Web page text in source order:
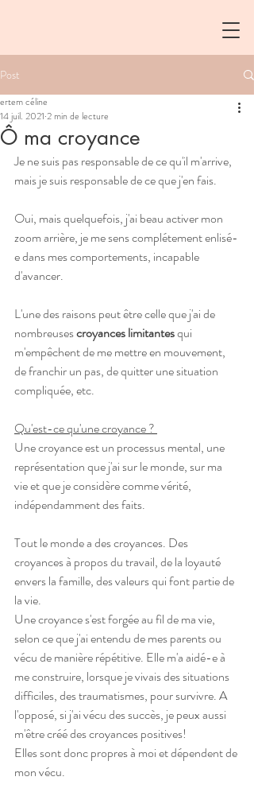
Post
Ô ma croyance
ertem céline
14 juil. 2021 2 min de lecture
Je ne suis pas responsable de ce qu'il m'arrive,
mais je suis responsable de ce que j'en fais.
Oui, mais quelquefois, j'ai beau activer mon
zoom arrière, je me sens complétement enlisé-
e dans mes comportements, incapable
d'avancer.
L'une des raisons peut être celle que j'ai de
nombreuses croyances limitantes qui
m'empêchent de me mettre en mouvement,
de franchir un pas, de quitter une situation
compliquée, etc.
Qu'est-ce qu'une croyance ?
Une croyance est un processus mental, une
représentation que j'ai sur le monde, sur ma
vie et que je considère comme vérité,
indépendamment des faits.
Tout le monde a des croyances. Des
croyances à propos du travail, de la loyauté
envers la famille, des valeurs qui font partie de
la vie.
Une croyance s'est forgée au fil de ma vie,
selon ce que j'ai entendu de mes parents ou
vécu de manière répétitive. Elle m'a aidé-e à
me construire, lorsque je vivais des situations
difficiles, des traumatismes, pour survivre. A
l'opposé, si j'ai vécu des succès, je peux aussi
m'être créé des croyances positives!
Elles sont donc propres à moi et dépendent de
mon vécu.